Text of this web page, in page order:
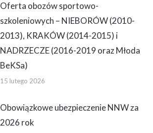
Oferta obozów sportowo-
szkoleniowych – NIEBORÓW (2010-
2013), KRAKÓW (2014-2015) i
NADRZECZE (2016-2019 oraz Młoda
BeKSa)
15 lutego 2026
Obowiązkowe ubezpieczenie NNW za
2026 rok